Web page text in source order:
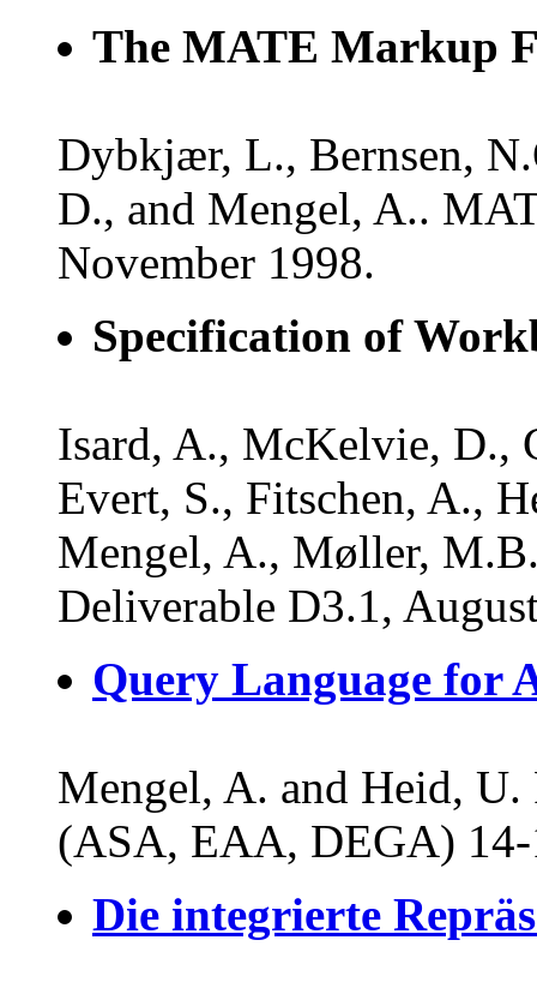
The MATE Markup
Dybkjær, L., Bernsen,
D., and Mengel, A..
November 1998.
Specification of
Isard, A., McKelvie,
Evert, S., Fitschen, A.,
Mengel, A., Møller,
Deliverable D3.1,
Query Language for
Mengel, A. and Heid,
(ASA, EAA, DEGA)
Die integrierte